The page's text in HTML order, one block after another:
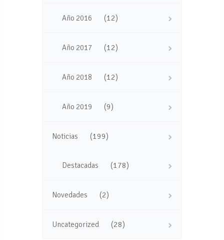
Año 2016 (12)
Año 2017 (12)
Año 2018 (12)
Año 2019 (9)
Noticias (199)
Destacadas (178)
Novedades (2)
Uncategorized (28)